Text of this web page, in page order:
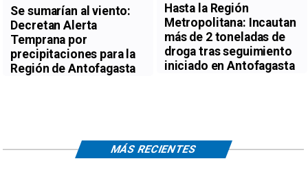
Se sumarían al viento:
Decretan Alerta
Temprana por
precipitaciones para la
Región de Antofagasta
Hasta la Región
Metropolitana: Incautan
más de 2 toneladas de
droga tras seguimiento
iniciado en Antofagasta
MÁS RECIENTES